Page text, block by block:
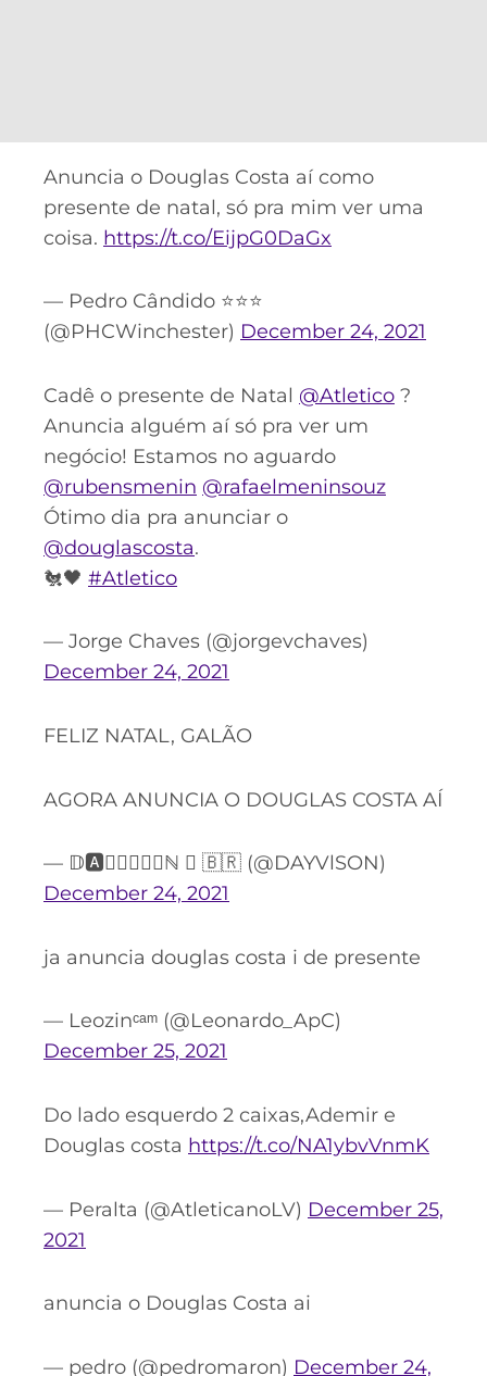
Anuncia o Douglas Costa aí como
presente de natal, só pra mim ver uma
coisa. https://t.co/EijpG0DaGx
— Pedro Cândido ⭐️⭐️⭐️
(@PHCWinchester) December 24, 2021
Cadê o presente de Natal @Atletico ?
Anuncia alguém aí só pra ver um
negócio! Estamos no aguardo
@rubensmenin @rafaelmeninsouz
Ótimo dia pra anunciar o
@douglascosta.
🐔🖤 #Atletico
— Jorge Chaves (@jorgevchaves)
December 24, 2021
FELIZ NATAL, GALÃO
AGORA ANUNCIA O DOUGLAS COSTA AÍ
— 𝔻🅰️𝕐𝕍𝕀𝕊𝕆ℕ  🇧🇷 (@DAYVlSON)
December 24, 2021
ja anuncia douglas costa i de presente
— Leozinᶜᵃᵐ (@Leonardo_ApC)
December 25, 2021
Do lado esquerdo 2 caixas,Ademir e
Douglas costa https://t.co/NA1ybvVnmK
— Peralta (@AtleticanoLV) December 25,
2021
anuncia o Douglas Costa ai
— pedro (@pedromaron) December 24,